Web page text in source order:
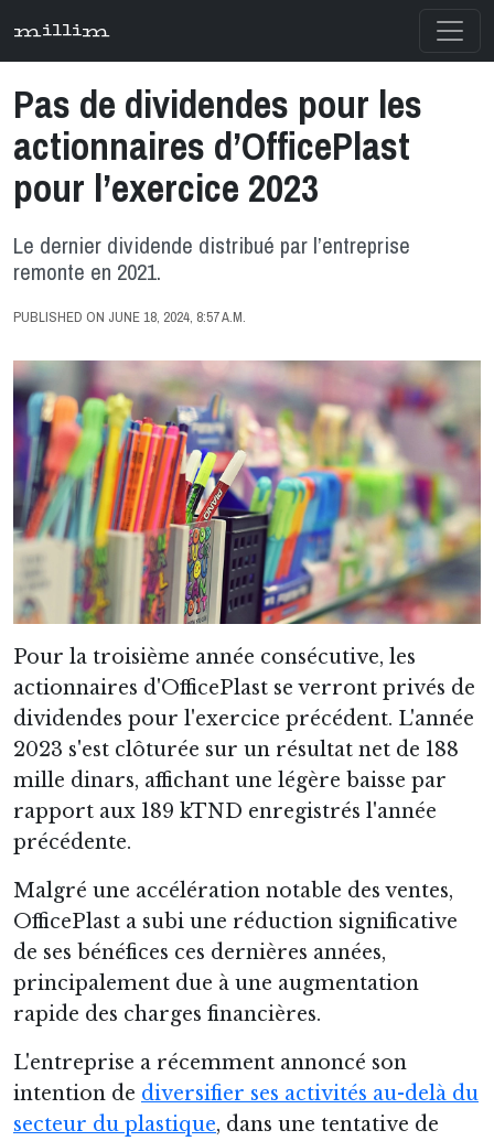
millim
Pas de dividendes pour les
actionnaires d’OfficePlast
pour l’exercice 2023
Le dernier dividende distribué par l’entreprise
remonte en 2021.
PUBLISHED ON JUNE 18, 2024, 8:57 A.M.
Pour la troisième année consécutive, les
actionnaires d'OfficePlast se verront privés de
dividendes pour l'exercice précédent. L'année
2023 s'est clôturée sur un résultat net de 188
mille dinars, affichant une légère baisse par
rapport aux 189 kTND enregistrés l'année
précédente.
Malgré une accélération notable des ventes,
OfficePlast a subi une réduction significative
de ses bénéfices ces dernières années,
principalement due à une augmentation
rapide des charges financières.
L'entreprise a récemment annoncé son
intention de diversifier ses activités au-delà du
secteur du plastique, dans une tentative de